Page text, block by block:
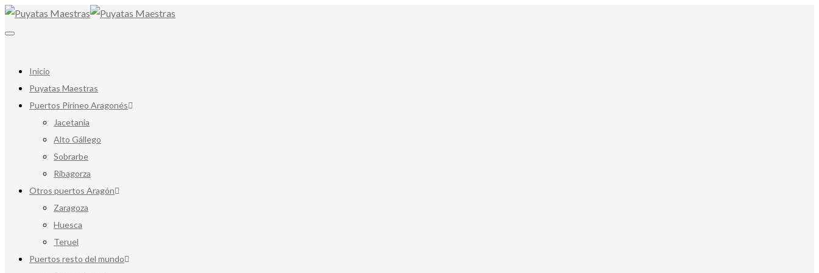
Inicio
Puyatas Maestras
Puertos Pirineo Aragonés
Jacetania
Alto Gállego
Sobrarbe
Ribagorza
Otros puertos Aragón
Zaragoza
Huesca
Teruel
Puertos resto del mundo